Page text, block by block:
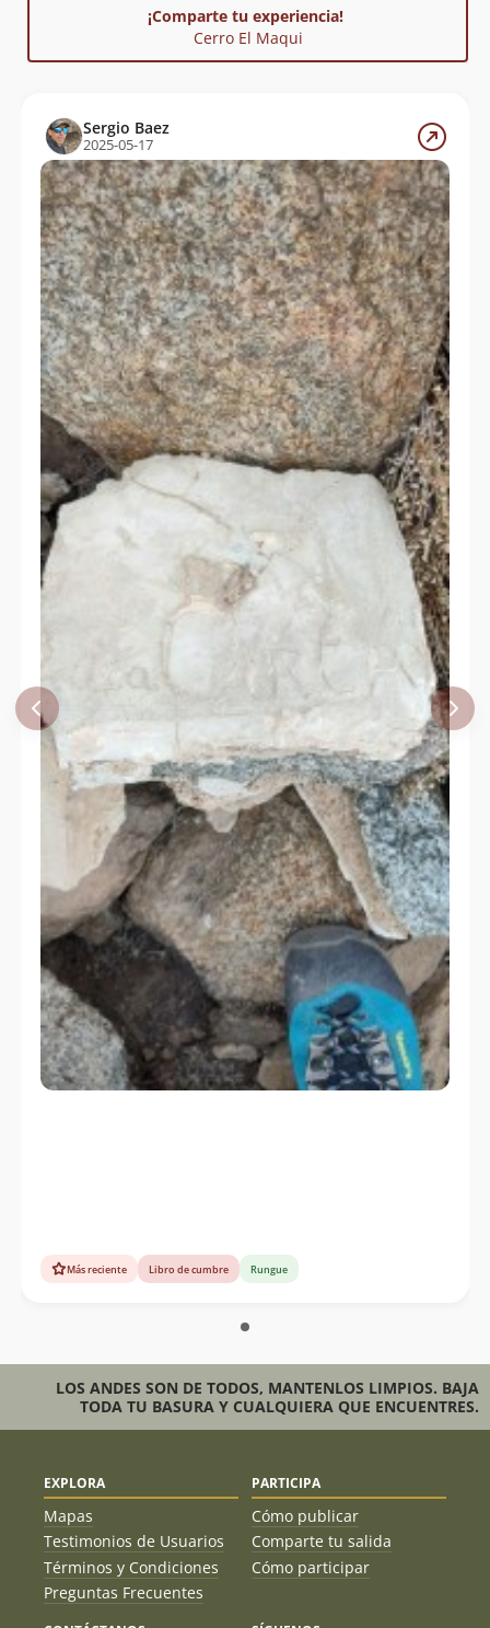
¡Comparte tu experiencia!
Cerro El Maqui
Sergio Baez
2025-05-17
Más reciente Libro de cumbre Rungue
LOS ANDES SON DE TODOS, MANTENLOS LIMPIOS. BAJA
TODA TU BASURA Y CUALQUIERA QUE ENCUENTRES.
EXPLORA
Mapas
Testimonios de Usuarios
Términos y Condiciones
Preguntas Frecuentes
PARTICIPA
Cómo publicar
Comparte tu salida
Cómo participar